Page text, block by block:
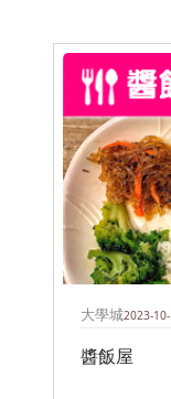
大學城2023-10-
醬飯屋